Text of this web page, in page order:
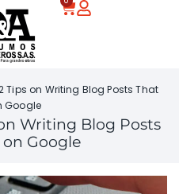
Tips on Writing Blog Posts That
Google
Writing Blog Posts
Google